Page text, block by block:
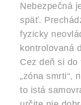
Nebezpečná
späť.
fyzicky
kontrolovaná
Cez deň si
„zóna smrti“,
to istá